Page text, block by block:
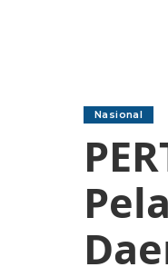
Nasional